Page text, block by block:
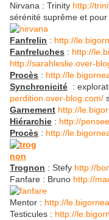
Nirvana : Trinity http://
sérénité suprême et
Fanfrelin : http://
Fanfreluches : http://
http://sarahleslie.over-
Procès : http://
Synchronicité :
perdition.over-blog.com/
Garnement http://
Hiérarchie : http://
Procès : http://
Trognon : Stefy http://
Fanfare : Bruno http://
Mentor : http://
Testicules : http://